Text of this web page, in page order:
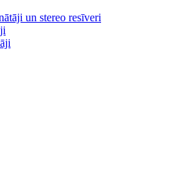
un stereo resīveri